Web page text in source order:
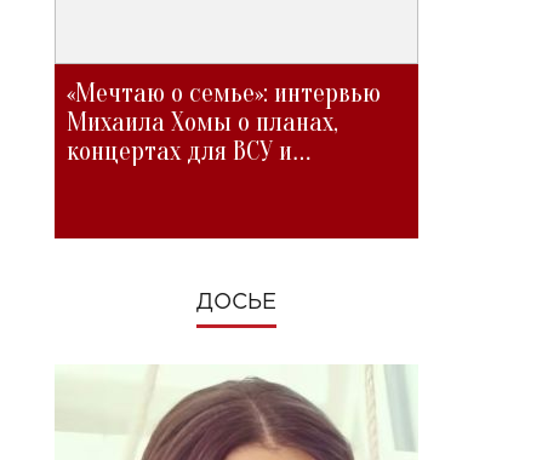
«Мечтаю о семье»: интервью
Михаила Хомы о планах,
концертах для ВСУ и
ДОСЬЕ